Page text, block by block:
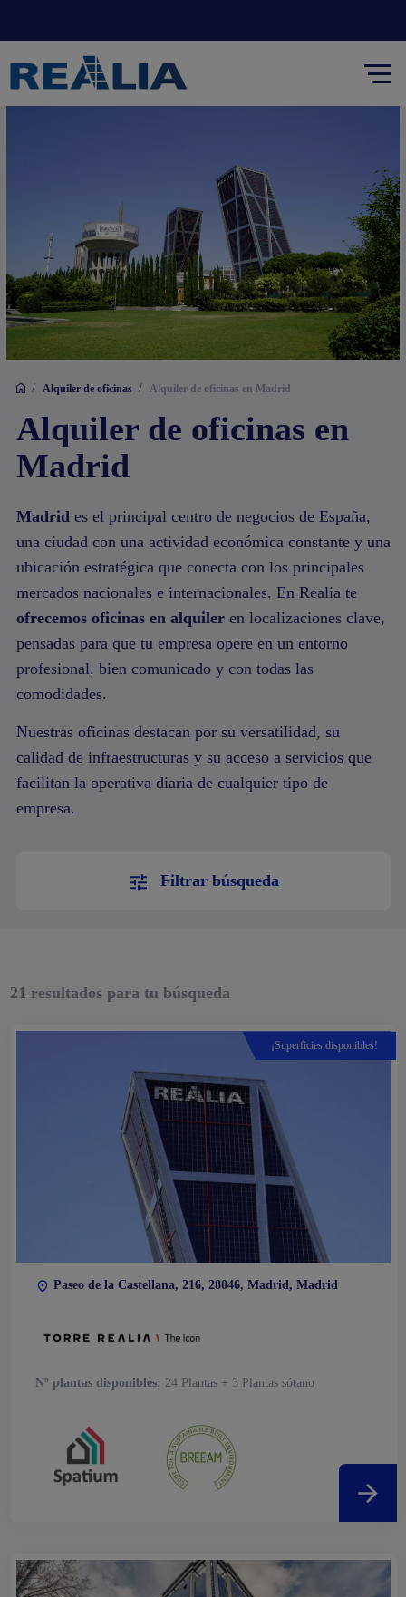
/ Alquiler de oficinas / Alquiler de oficinas en Madrid
Alquiler de oficinas en
Madrid
Madrid es el principal centro de negocios de España,
una ciudad con una actividad económica constante y una
ubicación estratégica que conecta con los principales
mercados nacionales e internacionales. En Realia te
ofrecemos oficinas en alquileren localizaciones clave,
pensadas para que tu empresa opere en un entorno
profesional, bien comunicado y con todas las
comodidades.
Nuestras oficinas destacan por su versatilidad, su
calidad de infraestructuras y su acceso a servicios que
facilitan la operativa diaria de cualquier tipo de
empresa.
Filtrar búsqueda
21 resultados para tu búsqueda
¡Superficies disponibles!
Paseo de la Castellana, 216, 28046, Madrid, Madrid
Nº plantas disponibles: 24 Plantas + 3 Plantas sótano